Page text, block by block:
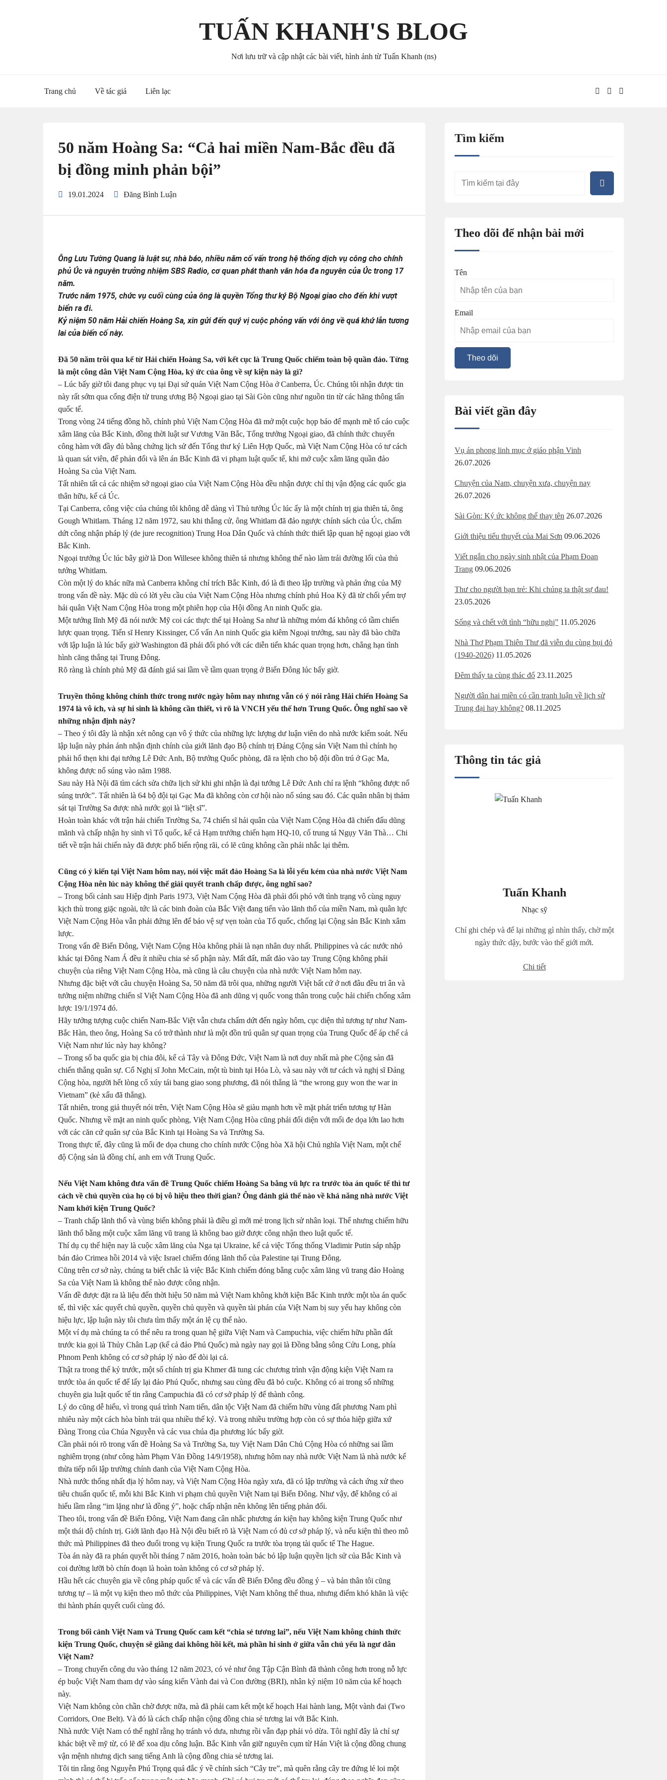
TUẤN KHANH'S BLOG
Nơi lưu trữ và cập nhật các bài viết, hình ảnh từ Tuấn Khanh (ns)
Trang chủ Về tác giả Liên lạc
50 năm Hoàng Sa: “Cả hai miền Nam-Bắc đều đã
bị đồng minh phản bội”
19.01.2024 Đăng Bình Luận
Ông Lưu Tường Quang là luật sư, nhà báo, nhiều năm cố vấn trong hệ thống dịch vụ công cho chính
phủ Úc và nguyên trưởng nhiệm SBS Radio, cơ quan phát thanh văn hóa đa nguyên của Úc trong 17
năm.
Trước năm 1975, chức vụ cuối cùng của ông là quyền Tổng thư ký Bộ Ngoại giao cho đến khi vượt
biển ra đi.
Kỷ niệm 50 năm Hải chiến Hoàng Sa, xin gửi đến quý vị cuộc phỏng vấn với ông về quá khứ lẫn tương
lai của biến cố này.
Đã 50 năm trôi qua kể từ Hải chiến Hoàng Sa, với kết cục là Trung Quốc chiếm toàn bộ quần đảo. Từng
là một công dân Việt Nam Cộng Hòa, ký ức của ông về sự kiện này là gì?
– Lúc bấy giờ tôi đang phục vụ tại Đại sứ quán Việt Nam Cộng Hòa ở Canberra, Úc. Chúng tôi nhận được tin
này rất sớm qua cổng điện tử trung ương Bộ Ngoại giao tại Sài Gòn cũng như nguồn tin từ các hãng thông tấn
quốc tế.
Trong vòng 24 tiếng đồng hồ, chính phủ Việt Nam Cộng Hòa đã mở một cuộc họp báo để mạnh mẽ tố cáo cuộc
xâm lăng của Bắc Kinh, đồng thời luật sư Vương Văn Bắc, Tổng trưởng Ngoại giao, đã chính thức chuyển
công hàm với đầy đủ bằng chứng lịch sử đến Tổng thư ký Liên Hợp Quốc, mà Việt Nam Cộng Hòa có tư cách
là quan sát viên, để phản đối và lên án Bắc Kinh đã vi phạm luật quốc tế, khi mở cuộc xâm lăng quần đảo
Hoàng Sa của Việt Nam.
Tất nhiên tất cả các nhiệm sở ngoại giao của Việt Nam Cộng Hòa đều nhận được chỉ thị vận động các quốc gia
thân hữu, kể cả Úc.
Tại Canberra, công việc của chúng tôi không dễ dàng vì Thủ tướng Úc lúc ấy là một chính trị gia thiên tả, ông
Gough Whitlam. Tháng 12 năm 1972, sau khi thắng cử, ông Whitlam đã đảo ngược chính sách của Úc, chấm
dứt công nhận pháp lý (de jure recognition) Trung Hoa Dân Quốc và chính thức thiết lập quan hệ ngoại giao với
Bắc Kinh.
Ngoại trưởng Úc lúc bây giờ là Don Willesee không thiên tả nhưng không thể nào làm trái đường lối của thủ
tướng Whitlam.
Còn một lý do khác nữa mà Canberra không chỉ trích Bắc Kinh, đó là đi theo lập trường và phản ứng của Mỹ
trong vấn đề này. Mặc dù có lời yêu cầu của Việt Nam Cộng Hòa nhưng chính phủ Hoa Kỳ đã từ chối yểm trợ
hải quân Việt Nam Cộng Hòa trong một phiên họp của Hội đồng An ninh Quốc gia.
Một tướng lĩnh Mỹ đã nói nước Mỹ coi các thực thể tại Hoàng Sa như là những mỏm đá không có tầm chiến
lược quan trọng. Tiến sĩ Henry Kissinger, Cố vấn An ninh Quốc gia kiêm Ngoại trưởng, sau này đã bào chữa
với lập luận là lúc bấy giờ Washington đã phải đối phó với các diễn tiến khác quan trọng hơn, chẳng hạn tình
hình căng thẳng tại Trung Đông.
Rõ ràng là chính phủ Mỹ đã đánh giá sai lầm về tầm quan trọng ở Biển Đông lúc bấy giờ.
Truyền thông không chính thức trong nước ngày hôm nay nhưng vẫn có ý nói rằng Hải chiến Hoàng Sa
1974 là vô ích, và sự hi sinh là không cần thiết, vì rõ là VNCH yếu thế hơn Trung Quốc. Ông nghĩ sao về
những nhận định này?
– Theo ý tôi đây là nhận xét nông cạn vô ý thức của những lực lượng dư luận viên do nhà nước kiểm soát. Nếu
lập luận này phản ánh nhận định chính của giới lãnh đạo Bộ chính trị Đảng Cộng sản Việt Nam thì chính họ
phải hổ thẹn khi đại tướng Lê Đức Anh, Bộ trưởng Quốc phòng, đã ra lệnh cho bộ đội đồn trú ở Gạc Ma,
không được nổ súng vào năm 1988.
Sau này Hà Nội đã tìm cách sửa chữa lịch sử khi ghi nhận là đại tướng Lê Đức Anh chỉ ra lệnh “không được nổ
súng trước”. Tất nhiên là 64 bộ đội tại Gạc Ma đã không còn cơ hội nào nổ súng sau đó. Các quân nhân bị thảm
sát tại Trường Sa được nhà nước gọi là “liệt sĩ”.
Hoàn toàn khác với trận hải chiến Trường Sa, 74 chiến sĩ hải quân của Việt Nam Cộng Hòa đã chiến đấu dũng
mãnh và chấp nhận hy sinh vì Tổ quốc, kể cả Hạm trưởng chiến hạm HQ-10, cố trung tá Ngụy Văn Thà… Chi
tiết về trận hải chiến này đã được phổ biến rộng rãi, có lẽ cũng không cần phải nhắc lại thêm.
Cũng có ý kiến tại Việt Nam hôm nay, nói việc mất đảo Hoàng Sa là lỗi yếu kém của nhà nước Việt Nam
Cộng Hòa nên lúc này không thể giải quyết tranh chấp được, ông nghĩ sao?
– Trong bối cảnh sau Hiệp định Paris 1973, Việt Nam Cộng Hòa đã phải đối phó với tình trạng vô cùng nguy
kịch thù trong giặc ngoài, tức là các binh đoàn của Bắc Việt đang tiến vào lãnh thổ của miền Nam, mà quân lực
Việt Nam Cộng Hòa vẫn phải đứng lên để bảo vệ sự vẹn toàn của Tổ quốc, chống lại Cộng sản Bắc Kinh xâm
lược.
Trong vấn đề Biển Đông, Việt Nam Cộng Hòa không phải là nạn nhân duy nhất. Philippines và các nước nhỏ
khác tại Đông Nam Á đều ít nhiều chia sẻ số phận này. Mất đất, mất đảo vào tay Trung Cộng không phải
chuyện của riêng Việt Nam Cộng Hòa, mà cũng là câu chuyện của nhà nước Việt Nam hôm nay.
Nhưng đặc biệt với câu chuyện Hoàng Sa, 50 năm đã trôi qua, những người Việt bất cứ ở nơi đâu đều tri ân và
tưởng niệm những chiến sĩ Việt Nam Cộng Hòa đã anh dũng vị quốc vong thân trong cuộc hải chiến chống xâm
lược 19/1/1974 đó.
Hãy tưởng tượng cuộc chiến Nam-Bắc Việt vẫn chưa chấm dứt đến ngày hôm, cục diện thì tương tự như Nam-
Bắc Hàn, theo ông, Hoàng Sa có trở thành như là một đồn trú quân sự quan trọng của Trung Quốc để áp chế cả
Việt Nam như lúc này hay không?
– Trong số ba quốc gia bị chia đôi, kể cả Tây và Đông Đức, Việt Nam là nơi duy nhất mà phe Cộng sản đã
chiến thắng quân sự. Cố Nghị sĩ John McCain, một tù binh tại Hỏa Lò, và sau này với tư cách và nghị sĩ Đảng
Cộng hòa, người hết lòng cổ xúy tái bang giao song phương, đã nói thẳng là “the wrong guy won the war in
Vietnam” (kẻ xấu đã thắng).
Tất nhiên, trong giả thuyết nói trên, Việt Nam Cộng Hòa sẽ giàu mạnh hơn về mặt phát triển tương tự Hàn
Quốc. Nhưng về mặt an ninh quốc phòng, Việt Nam Cộng Hòa cũng phải đối diện với mối đe dọa lớn lao hơn
với các căn cứ quân sự của Bắc Kinh tại Hoàng Sa và Trường Sa.
Trong thực tế, đây cũng là mối đe dọa chung cho chính nước Cộng hòa Xã hội Chủ nghĩa Việt Nam, một chế
độ Cộng sản là đồng chí, anh em với Trung Quốc.
Nếu Việt Nam không đưa vấn đề Trung Quốc chiếm Hoàng Sa bằng vũ lực ra trước tòa án quốc tế thì tư
cách về chủ quyền của họ có bị vô hiệu theo thời gian? Ông đánh giá thế nào về khả năng nhà nước Việt
Nam khởi kiện Trung Quốc?
– Tranh chấp lãnh thổ và vùng biển không phải là điều gì mới mẻ trong lịch sử nhân loại. Thế nhưng chiếm hữu
lãnh thổ bằng một cuộc xâm lăng vũ trang là không bao giờ được công nhận theo luật quốc tế.
Thí dụ cụ thể hiện nay là cuộc xâm lăng của Nga tại Ukraine, kể cả việc Tổng thống Vladimir Putin sáp nhập
bán đảo Crimea hồi 2014 và việc Israel chiếm đóng lãnh thổ của Palestine tại Trung Đông.
Cũng trên cơ sở này, chúng ta biết chắc là việc Bắc Kinh chiếm đóng bằng cuộc xâm lăng vũ trang đảo Hoàng
Sa của Việt Nam là không thể nào được công nhận.
Vấn đề được đặt ra là liệu đến thời hiệu 50 năm mà Việt Nam không khởi kiện Bắc Kinh trước một tòa án quốc
tế, thì việc xác quyết chủ quyền, quyền chủ quyền và quyền tài phán của Việt Nam bị suy yếu hay không còn
hiệu lực, lập luận này tôi chưa tìm thấy một án lệ cụ thể nào.
Một ví dụ mà chúng ta có thể nêu ra trong quan hệ giữa Việt Nam và Campuchia, việc chiếm hữu phần đất
trước kia gọi là Thủy Chân Lạp (kể cả đảo Phú Quốc) mà ngày nay gọi là Đồng bằng sông Cửu Long, phía
Phnom Penh không có cơ sở pháp lý nào để đòi lại cả.
Thật ra trong thế kỷ trước, một số chính trị gia Khmer đã tung các chương trình vận động kiện Việt Nam ra
trước tòa án quốc tế để lấy lại đảo Phú Quốc, nhưng sau cùng đều đã bỏ cuộc. Không có ai trong số những
chuyên gia luật quốc tế tin rằng Campuchia đã có cơ sở pháp lý để thành công.
Lý do cũng dễ hiểu, vì trong quá trình Nam tiến, dân tộc Việt Nam đã chiếm hữu vùng đất phương Nam phì
nhiêu này một cách hòa bình trải qua nhiều thế kỷ. Và trong nhiều trường hợp còn có sự thỏa hiệp giữa xứ
Đàng Trong của Chúa Nguyễn và các vua chúa địa phương lúc bấy giờ.
Cần phải nói rõ trong vấn đề Hoàng Sa và Trường Sa, tuy Việt Nam Dân Chủ Cộng Hòa có những sai lầm
nghiêm trọng (như công hàm Phạm Văn Đồng 14/9/1958), nhưng hôm nay nhà nước Việt Nam là nhà nước kế
thừa tiếp nối lập trường chính danh của Việt Nam Cộng Hòa.
Nhà nước thống nhất địa lý hôm nay, và Việt Nam Cộng Hòa ngày xưa, đã có lập trường và cách ứng xử theo
tiêu chuẩn quốc tế, mỗi khi Bắc Kinh vi phạm chủ quyền Việt Nam tại Biển Đông. Như vậy, để không có ai
hiểu lầm rằng “im lặng như là đồng ý”, hoặc chấp nhận nên không lên tiếng phản đối.
Theo tôi, trong vấn đề Biển Đông, Việt Nam đang cân nhắc phương án kiện hay không kiện Trung Quốc như
một thái độ chính trị. Giới lãnh đạo Hà Nội đều biết rõ là Việt Nam có đủ cơ sở pháp lý, và nếu kiện thì theo mô
thức mà Philippines đã theo đuổi trong vụ kiện Trung Quốc ra trước tòa trọng tài quốc tế The Hague.
Tòa án này đã ra phán quyết hồi tháng 7 năm 2016, hoàn toàn bác bỏ lập luận quyền lịch sử của Bắc Kinh và
coi đường lưỡi bò chín đoạn là hoàn toàn không có cơ sở pháp lý.
Hầu hết các chuyên gia về công pháp quốc tế và các vấn đề Biển Đông đều đồng ý – và bản thân tôi cũng
tương tự – là một vụ kiện theo mô thức của Philippines, Việt Nam không thể thua, nhưng điểm khó khăn là việc
thi hành phán quyết cuối cùng đó.
Trong bối cảnh Việt Nam và Trung Quốc cam kết “chia sẻ tương lai”, nếu Việt Nam không chính thức
kiện Trung Quốc, chuyện sẽ giằng dai không hồi kết, mà phần hi sinh ở giữa vẫn chủ yếu là ngư dân
Việt Nam?
– Trong chuyến công du vào tháng 12 năm 2023, có vẻ như ông Tập Cận Bình đã thành công hơn trong nỗ lực
ép buộc Việt Nam tham dự vào sáng kiến Vành đai và Con đường (BRI), nhân kỷ niệm 10 năm của kế hoạch
này.
Việt Nam không còn chần chờ được nữa, mà đã phải cam kết một kế hoạch Hai hành lang, Một vành đai (Two
Corridors, One Belt). Và đó là cách chấp nhận cộng đồng chia sẻ tương lai với Bắc Kinh.
Nhà nước Việt Nam có thể nghĩ rằng họ tránh vỏ dưa, nhưng rồi vẫn đạp phải vỏ dừa. Tôi nghĩ đây là chỉ sự
khác biệt về mỹ từ, có lẽ để xoa dịu công luận. Bắc Kinh vẫn giữ nguyên cụm từ Hán Việt là cộng đồng chung
vận mệnh nhưng dịch sang tiếng Anh là cộng đồng chia sẻ tương lai.
Tôi tin rằng ông Nguyễn Phú Trọng quá đắc ý về chính sách “Cây tre”, mà quên rằng cây tre đứng lẻ loi một
Tìm kiếm
Theo dõi để nhận bài mới
Tên
Email
Bài viết gần đây
Vụ án phong linh mục ở giáo phận Vinh
26.07.2026
Chuyện của Nam, chuyện xưa, chuyện nay
26.07.2026
Sài Gòn: Ký ức không thể thay tên 26.07.2026
Giới thiệu tiểu thuyết của Mai Sơn 09.06.2026
Viết ngắn cho ngày sinh nhật của Phạm Đoan
Trang 09.06.2026
Thư cho người bạn trẻ: Khi chúng ta thật sự đau!
23.05.2026
Sống và chết với tình “hữu nghị” 11.05.2026
Nhà Thơ Phạm Thiên Thư đã viễn du cùng bụi đỏ
(1940-2026) 11.05.2026
Đêm thấy ta cùng thác đổ 23.11.2025
Người dân hai miền có cần tranh luận về lịch sử
Trung đại hay không? 08.11.2025
Thông tin tác giả
Tuấn Khanh
Nhạc sỹ
Chỉ ghi chép và để lại những gì nhìn thấy, chờ một
ngày thức dậy, bước vào thế giới mới.
Chi tiết